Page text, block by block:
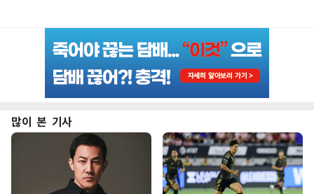
많이 본 기사